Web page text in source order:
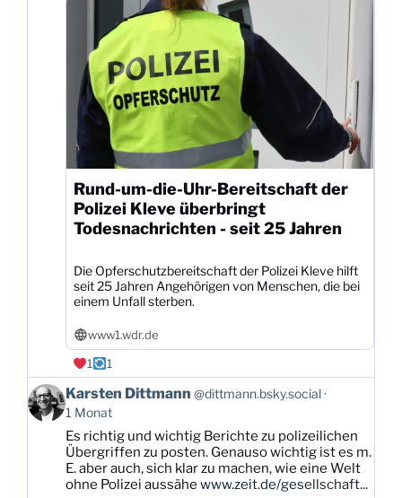
Rund-um-die-Uhr-Bereitschaft der
Polizei Kleve überbringt
Todesnachrichten - seit 25 Jahren
Die Opferschutzbereitschaft der Polizei Kleve hilft
seit 25 Jahren Angehörigen von Menschen, die bei
einem Unfall sterben.
www1.wdr.de
1
1
Beitrag
von
Karsten
Dittmann
Bluesky
ansehen
Karsten Dittmann @dittmann.bsky.social
1 Monat
Es richtig und wichtig Berichte zu polizeilichen
Übergriffen zu posten. Genauso wichtig ist es m.
E. aber auch, sich klar zu machen, wie eine Welt
ohne Polizei aussähe www.zeit.de/gesellschaft...